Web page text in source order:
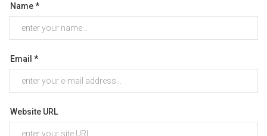
Name *
Email *
Website URL